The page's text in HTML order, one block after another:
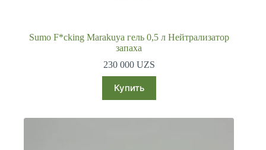
Sumo F*cking Marakuya гель 0,5 л Нейтрализатор
запаха
230 000 UZS
Купить